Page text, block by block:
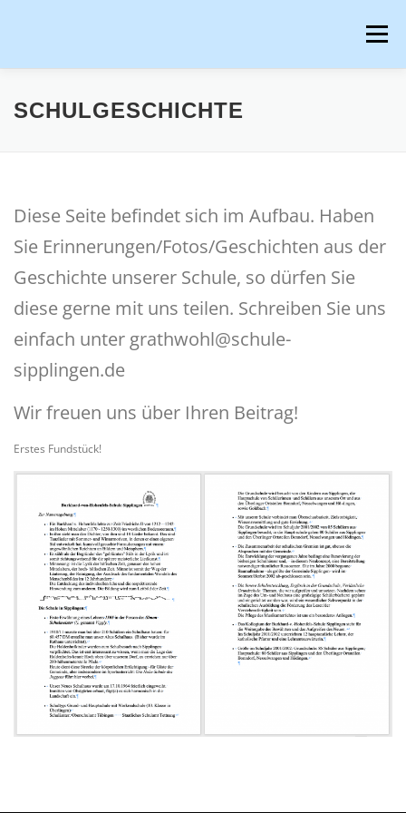
Menü
HOME AKTUELLES ÜBER UNS
ELTERN UND SERVICES DIGITALES LERNEN
SCHULGESCHICHTE
Diese Seite befindet sich im Aufbau. Haben
Sie Erinnerungen/Fotos/Geschichten aus der
Geschichte unserer Schule, so dürfen Sie
diese gerne mit uns teilen. Schreiben Sie uns
einfach unter grathwohl@schule-
sipplingen.de
Wir freuen uns über Ihren Beitrag!
Erstes Fundstück!